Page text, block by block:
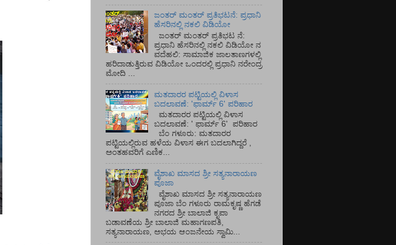
ಜಂತರ್ ಮಂತರ್ ಪ್ರತಿಭಟನೆ: ಪ್ರಧಾನಿ
ಹೆಸರಿನಲ್ಲಿ ನಕಲಿ ವಿಡಿಯೋ
ಜಂತರ್ ಮಂತರ್ ಪ್ರತಿಭಟ ನೆ:
ಪ್ರಧಾನಿ ಹೆಸರಿನಲ್ಲಿ ನಕಲಿ ವಿಡಿಯೋ ನ
ವದೆಹಲಿ: ಸಾಮಾಜಿಕ ಜಾಲತಾಣಗಳಲ್ಲಿ
ಹರಿದಾಡುತ್ತಿರುವ ವಿಡಿಯೋ ಒಂದರಲ್ಲಿ ಪ್ರಧಾನಿ ನರೇಂದ್ರ
ಮೋದಿ ...
ಮತದಾರರ ಪಟ್ಟಿಯಲ್ಲಿ ವಿಳಾಸ
ಬದಲಾವಣೆ: 'ಫಾರ್ಮ್ 6' ಪರಿಹಾರ
ಮತದಾರರ ಪಟ್ಟಿಯಲ್ಲಿ ವಿಳಾಸ
ಬದಲಾವಣೆ: ' ಫಾರ್ಮ್ 6' ಪರಿಹಾರ
ಬೆಂ ಗಳೂರು: ಮತದಾರರ
ಪಟ್ಟಿಯಲ್ಲಿರುವ ಹಳೆಯ ವಿಳಾಸ ಈಗ ಬದಲಾಗಿದ್ದರೆ ,
ಅಂತಹವರಿಗೆ ಎಣಿಕ...
ವೈಶಾಖ ಮಾಸದ ಶ್ರೀ ಸತ್ಯನಾರಾಯಣ
ಪೂಜಾ
ವೈಶಾಖ ಮಾಸದ ಶ್ರೀ ಸತ್ಯನಾರಾಯಣ
ಪೂಜಾ ಬೆಂ ಗಳೂರು ರಾಮಕೃಷ್ಣ ಹೆಗಡೆ
ನಗರದ ಶ್ರೀ ಬಾಲಾಜಿ ಕೃಪಾ
ಬಡಾವಣೆಯ ಶ್ರೀ ಬಾಲಾಜಿ ಮಹಾಗಣಪತಿ,
ಸತ್ಯನಾರಾಯಣ, ಅಭಯ ಆಂಜನೇಯ ಸ್ವಾಮಿ...